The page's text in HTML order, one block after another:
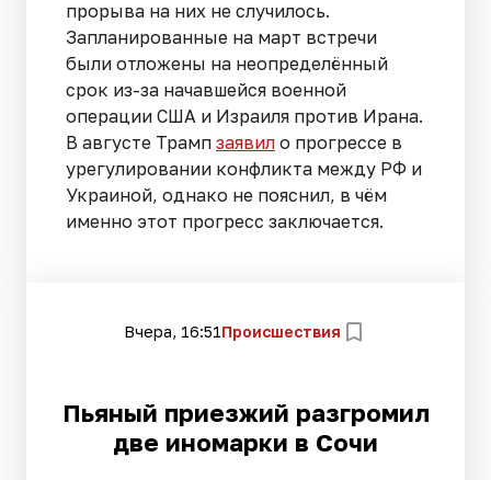
прорыва на них не случилось.
Запланированные на март встречи
были отложены на неопределённый
срок из-за начавшейся военной
операции США и Израиля против Ирана.
В августе Трамп заявил о прогрессе в
урегулировании конфликта между РФ и
Украиной, однако не пояснил, в чём
именно этот прогресс заключается.
Вчера, 16:51Происшествия
Пьяный приезжий разгромил
две иномарки в Сочи